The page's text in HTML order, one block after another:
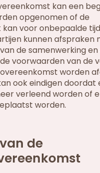
kan een
opgenomen of de
voor onbepaalde
kunnen afspraken
de samenwerking
voorwaarden van de
worden
ook eindigen doordat
verleend worden of
worden.
de